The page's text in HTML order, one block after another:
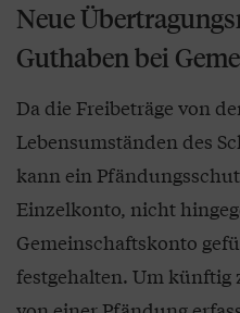
Neue
Guthaben bei
Da die Freibeträge von
Lebensumständen des
kann ein
Einzelkonto, nicht
Gemeinschaftskonto
festgehalten. Um künftig